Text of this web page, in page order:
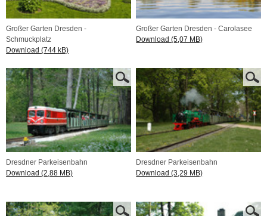
Großer Garten Dresden -
Schmuckplatz
Download (744 kB)
Großer Garten Dresden - Carolasee
Download (5,07 MB)
Dresdner Parkeisenbahn
Download (2,88 MB)
Dresdner Parkeisenbahn
Download (3,29 MB)